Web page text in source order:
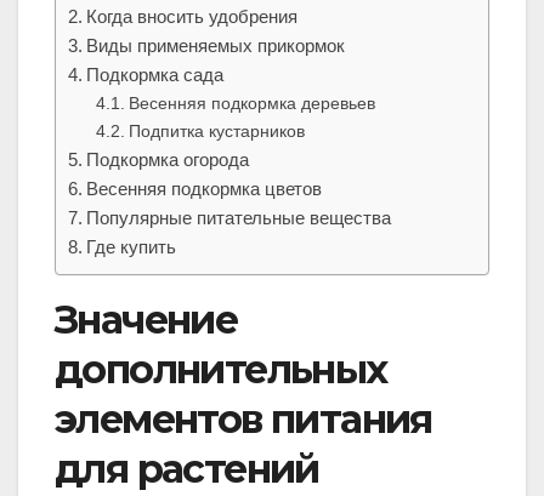
Когда вносить удобрения
Виды применяемых прикормок
Подкормка сада
Весенняя подкормка деревьев
Подпитка кустарников
Подкормка огорода
Весенняя подкормка цветов
Популярные питательные вещества
Где купить
Значение
дополнительных
элементов питания
для растений